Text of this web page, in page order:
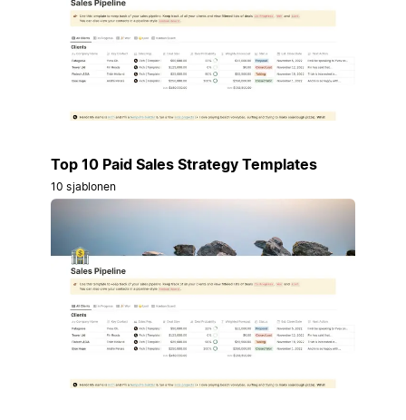
Top 10 Paid Sales Strategy Templates
10 sjablonen